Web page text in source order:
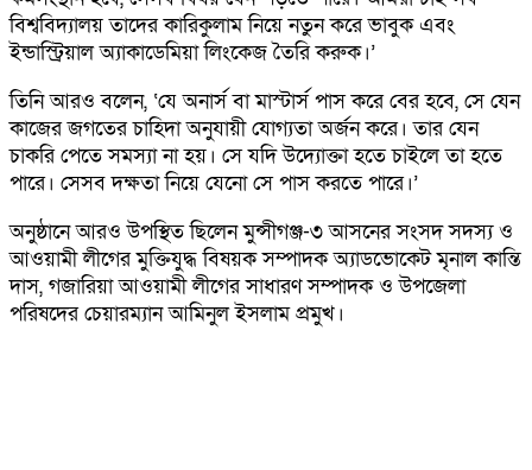
বিশ্ববিদ্যালয় তাদের কারিকুলাম নিয়ে নতুন করে ভাবুক এবং
ইন্ডাস্ট্রিয়াল অ্যাকাডেমিয়া লিংকেজ তৈরি করুক।’
তিনি আরও বলেন, ‘যে অনার্স বা মাস্টার্স পাস করে বের হবে, সে যেন
কাজের জগতের চাহিদা অনুযায়ী যোগ্যতা অর্জন করে। তার যেন
চাকরি পেতে সমস্যা না হয়। সে যদি উদ্যোক্তা হতে চাইলে তা হতে
পারে। সেসব দক্ষতা নিয়ে যেনো সে পাস করতে পারে।’
অনুষ্ঠানে আরও উপস্থিত ছিলেন মুন্সীগঞ্জ-৩ আসনের সংসদ সদস্য ও
আওয়ামী লীগের মুক্তিযুদ্ধ বিষয়ক সম্পাদক অ্যাডভোকেট মৃনাল কান্তি
দাস, গজারিয়া আওয়ামী লীগের সাধারণ সম্পাদক ও উপজেলা
পরিষদের চেয়ারম্যান আমিনুল ইসলাম প্রমুখ।